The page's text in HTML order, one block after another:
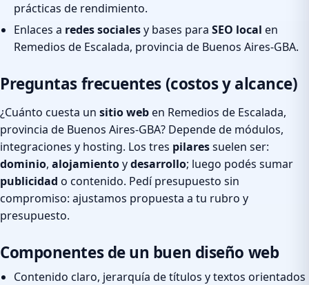
prácticas de rendimiento.
Enlaces a redes socialesy bases para SEO local en
Remedios de Escalada, provincia de Buenos Aires-GBA.
Preguntas frecuentes (costos y alcance)
¿Cuánto cuesta un sitio weben Remedios de Escalada,
provincia de Buenos Aires-GBA? Depende de módulos,
integraciones y hosting. Los tres pilaressuelen ser:
dominio, alojamientoydesarrollo; luego podés sumar
publicidad o contenido. Pedí presupuesto sin
compromiso: ajustamos propuesta a tu rubro y
presupuesto.
Componentes de un buen diseño web
Contenido claro, jerarquía de títulos y textos orientados